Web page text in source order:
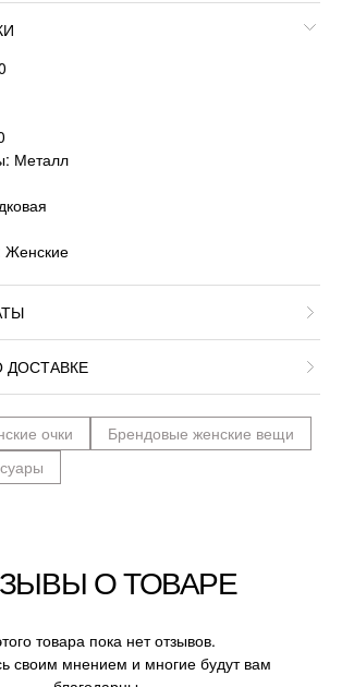
Металл
Женские
очки
Брендовые женские вещи
О ТОВАРЕ
товара пока нет отзывов.
своим мнением и многие будут вам